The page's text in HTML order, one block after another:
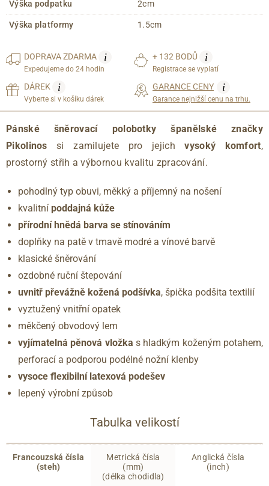
Výška podpatku 2cm
Výška platformy 1.5cm
DOPRAVAZDARMA i
Expedujeme do 24 hodin
+ 132 BODŮ i
Registrace se vyplatí
DÁREK i
Vyberte si v košíku dárek
GARANCE CENY i
Garance nejnižší cenu na trhu.
Pánské šněrovací polobotky španělské značky
Pikolinos si zamilujete pro jejichvysoký komfort,
prostorný střih a výbornou kvalitu zpracování.
pohodlný typ obuvi, měkký a příjemný na nošení
kvalitní poddajná kůže
přírodní hnědá barva se stínováním
doplňky na patě v tmavě modré a vínové barvě
klasické šněrování
ozdobné ruční štepování
uvnitř převážně kožená podšívka, špička podšita textilií
vyztužený vnitřní opatek
měkčený obvodový lem
vyjímatelná pěnová vložka s hladkým koženým potahem,
perforací a podporou podélné nožní klenby
vysoce flexibilní latexová podešev
lepený výrobní způsob
Tabulka velikostí
Francouzská čísla
(steh)
Metrická čísla
(mm)
(délka chodidla)
Anglická čísla
(inch)